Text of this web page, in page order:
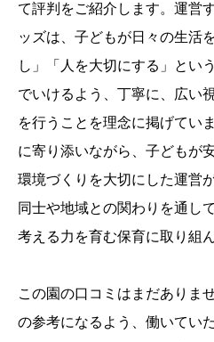
て評判をご紹介します。運営
ッズは、子どもが日々の生活
し」「人を大切にする」とい
でいけるよう、丁寧に、広い
を行うことを理念に掲げてい
に寄り添いながら、子どもが
環境づくりを大切にした運営
同士や地域との関わりを通し
考える力を育む保育に取り組
この園の口コミはまだありま
の参考になるよう、働いてい